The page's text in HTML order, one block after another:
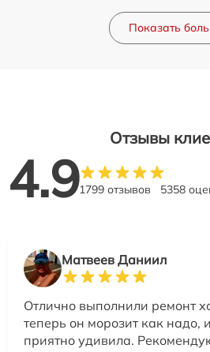
Показать
Отзывы
4.91799 отзывов 5358
Матвеев Даниил
Отлично выполнили ремонт
теперь он морозит как надо,
приятно удивила.